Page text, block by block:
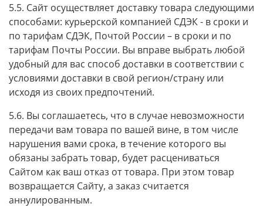
5.5. Сайт осуществляет доставку товара следующими
способами: курьерской компанией СДЭК - в сроки и
по тарифам СДЭК, Почтой России – в сроки и по
тарифам Почты России. Вы вправе выбрать любой
удобный для вас способ доставки в соответствии с
условиями доставки в свой регион/страну или
исходя из своих предпочтений.
5.6. Вы соглашаетесь, что в случае невозможности
передачи вам товара по вашей вине, в том числе
нарушения вами срока, в течение которого вы
обязаны забрать товар, будет расцениваться
Сайтом как ваш отказ от товара. При этом товар
возвращается Сайту, а заказ считается
аннулированным.